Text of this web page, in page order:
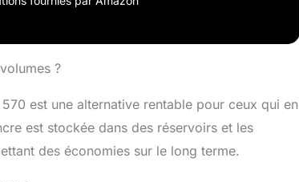
?
est une alternative rentable pour ceux qui en
est stockée dans des réservoirs et les
des économies sur le long terme.